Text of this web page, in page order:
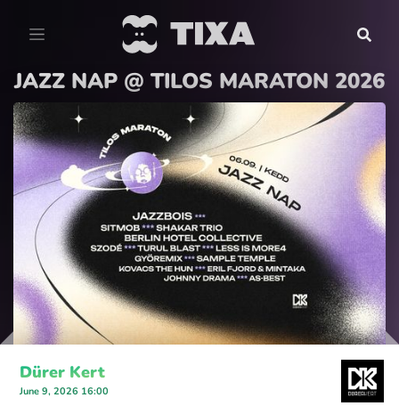
JAZZ NAP @ TILOS MARATON 2026
Dürer Kert
June 9, 2026 16:00